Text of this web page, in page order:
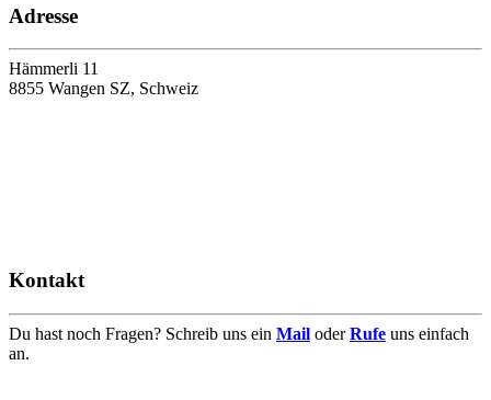
Adresse
Hämmerli 11
8855 Wangen SZ, Schweiz
Kontakt
Du hast noch Fragen? Schreib uns ein Mail oderRufe uns einfach
an.